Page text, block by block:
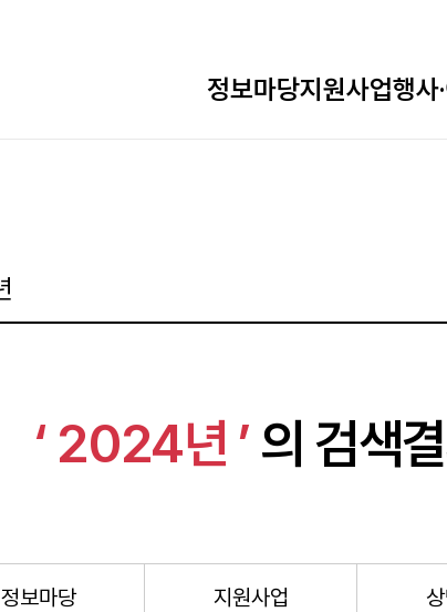
정보마당지원사업행사
‘ 2024년 ’ 의 검색
정보마당 지원사업